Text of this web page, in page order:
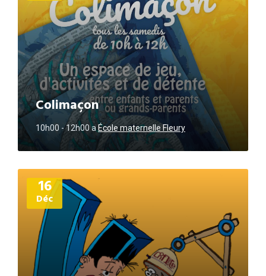
Colimaçon
10h00 - 12h00aÉcole maternelle Fleury
16
Déc
Plus
d'informations